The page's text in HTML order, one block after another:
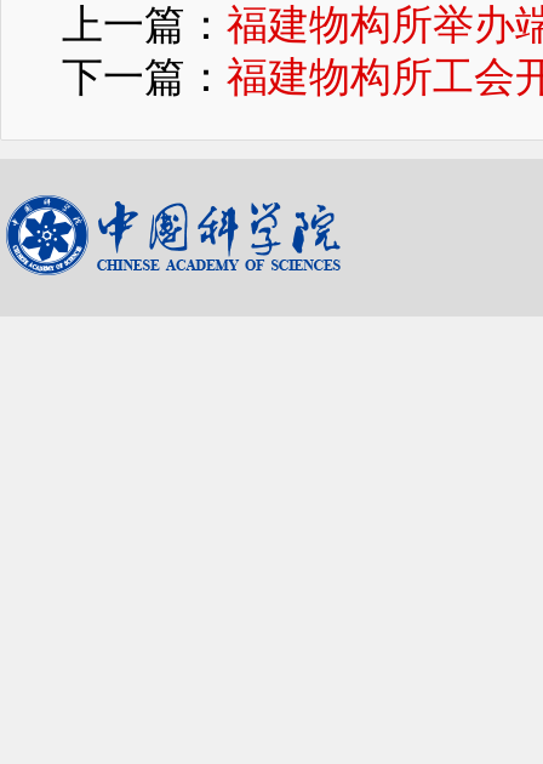
上一篇： 福建物构所举办
下一篇： 福建物构所工会